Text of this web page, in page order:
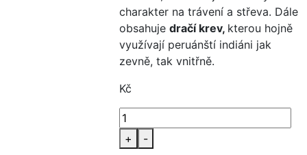
charakter na trávení a střeva. Dále
obsahuje dračí krev, kterou hojně
využívají peruánští indiáni jak
zevně, tak vnitřně.
Kč
+ -